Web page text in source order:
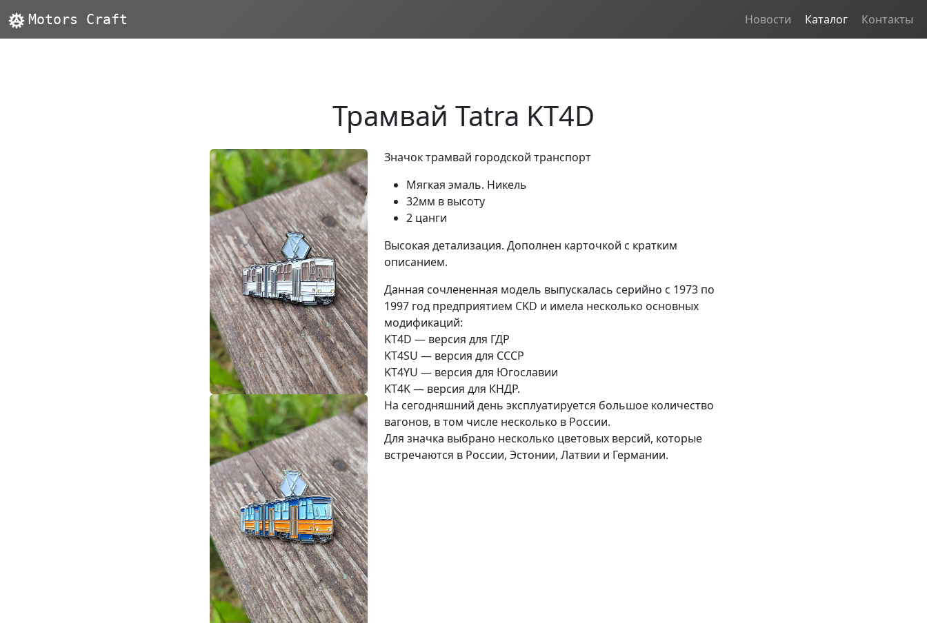
Motors Craft Новости Каталог Контакты
Трамвай Tatra KT4D
Значок трамвай городской транспорт
Мягкая эмаль. Никель
32мм в высоту
2 цанги
Высокая детализация. Дополнен карточкой с кратким
описанием.
Данная сочлененная модель выпускалась серийно с 1973 по
1997 год предприятием CKD и имела несколько основных
модификаций:
KT4D — версия для ГДР
KT4SU — версия для СССР
KT4YU — версия для Югославии
KT4K — версия для КНДР.
На сегодняшний день эксплуатируется большое количество
вагонов, в том числе несколько в России.
Для значка выбрано несколько цветовых версий, которые
встречаются в России, Эстонии, Латвии и Германии.